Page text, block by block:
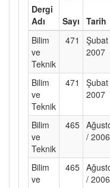
Dergi
Adı
Sayı Tarih
Bilim
ve
Teknik
471
2007
Bilim
ve
Teknik
471
2007
Bilim
ve
Teknik
465
/ 2006
Bilim
ve
465
/ 2006